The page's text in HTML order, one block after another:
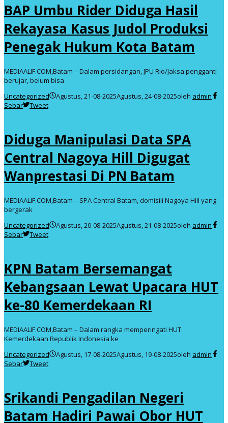
BAP Umbu Rider Diduga Hasil
Rekayasa Kasus Judol Produksi
Penegak Hukum Kota Batam
MEDIAALIF.COM,Batam – Dalam persidangan, JPU Rio/Jaksa pengganti
berujar, belum bisa
Uncategorized
Agustus, 21-08-2025Agustus, 24-08-2025oleh admin
Sebar
Tweet
Diduga Manipulasi Data SPA
Central Nagoya Hill Digugat
Wanprestasi Di PN Batam
MEDIAALIF.COM,Batam – SPA Central Batam, domisili Nagoya Hill yang
bergerak
Uncategorized
Agustus, 20-08-2025Agustus, 21-08-2025oleh admin
Sebar
Tweet
KPN Batam Bersemangat
Kebangsaan Lewat Upacara HUT
ke-80 Kemerdekaan RI
MEDIAALIF.COM,Batam – Dalam rangka memperingati HUT
Kemerdekaan Republik Indonesia ke
Uncategorized
Agustus, 17-08-2025Agustus, 19-08-2025oleh admin
Sebar
Tweet
Srikandi Pengadilan Negeri
Batam Hadiri Pawai Obor HUT